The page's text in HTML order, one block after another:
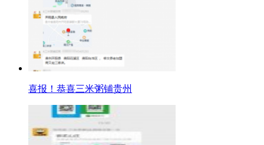
喜报！恭喜三米粥铺贵州